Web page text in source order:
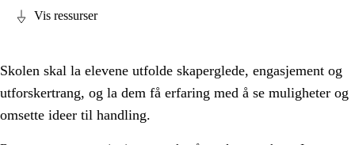
Vis ressurser
Skolen skal la elevene utfolde skaperglede, engasjement og
utforskertrang, og la dem få erfaring med å se muligheter og
omsette ideer til handling.